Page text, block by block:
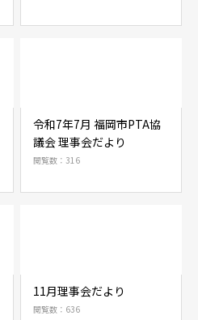
令和7年7月 福岡市PTA協
議会 理事会だより
閲覧数：316
11月理事会だより
閲覧数：636